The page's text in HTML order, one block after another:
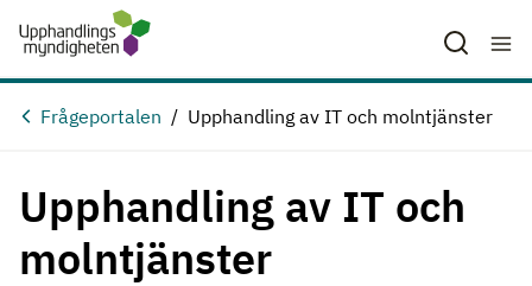
Hoppa till huvudinnehåll
Frågeportalen Upphandling av IT och molntjänster
Upphandling av IT och
molntjänster